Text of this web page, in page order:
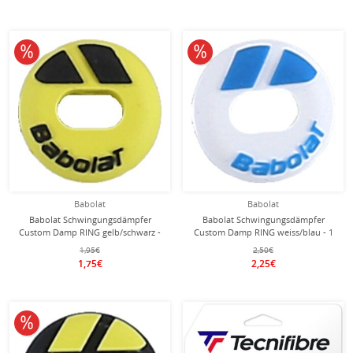
Babolat
Babolat Schwingungsdämpfer
Custom Damp RING gelb/schwarz -
1 Stück
1,95€
1,75€
10% reduziert
Babolat
Babolat Schwingungsdämpfer
Custom Damp RING weiss/blau - 1
Stück
2,50€
2,25€
10% reduziert
10% reduziert